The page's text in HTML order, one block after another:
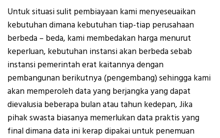
Untuk situasi sulit pembiayaan kami menyeseuaikan
kebutuhan dimana kebutuhan tiap-tiap perusahaan
berbeda – beda, kami membedakan harga menurut
keperluan, kebutuhan instansi akan berbeda sebab
instansi pemerintah erat kaitannya dengan
pembangunan berikutnya (pengembang) sehingga kami
akan memperoleh data yang berjangka yang dapat
dievalusia beberapa bulan atau tahun kedepan, Jika
pihak swasta biasanya memerlukan data praktis yang
final dimana data ini kerap dipakai untuk penemuan